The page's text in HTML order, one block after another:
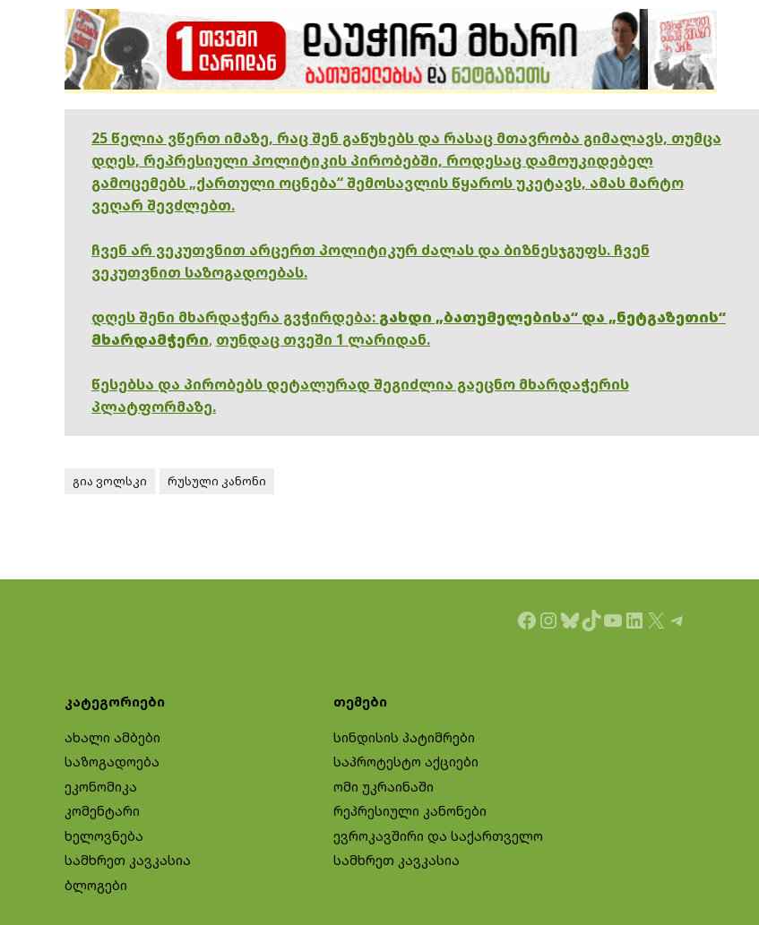
25 წელია ვწერთ იმაზე, რაც შენ გაწუხებს და რასაც მთავრობა გიმალავს, თუმცა
დღეს, რეპრესიული პოლიტიკის პირობებში, როდესაც დამოუკიდებელ
გამოცემებს „ქართული ოცნება“ შემოსავლის წყაროს უკეტავს, ამას მარტო
ვეღარ შევძლებთ.
ჩვენ არ ვეკუთვნით არცერთ პოლიტიკურ ძალას და ბიზნესჯგუფს. ჩვენ
ვეკუთვნით საზოგადოებას.
დღეს შენი მხარდაჭერა გვჭირდება: გახდი „ბათუმელებისა“ და „ნეტგაზეთის“
მხარდამჭერი, თუნდაც თვეში 1 ლარიდან.
წესებსა და პირობებს დეტალურად შეგიძლია გაეცნო მხარდაჭერის
პლატფორმაზე.
გია ვოლსკი რუსული კანონი
Facebook
Instagram
Bluesky
TikTok
YouTube
LinkedIn
X Telegram
კატეგორიები
ახალი ამბები
საზოგადოება
ეკონომიკა
კომენტარი
ხელოვნება
სამხრეთ კავკასია
ბლოგები
თემები
სინდისის პატიმრები
საპროტესტო აქციები
ომი უკრაინაში
რეპრესიული კანონები
ევროკავშირი და საქართველო
სამხრეთ კავკასია